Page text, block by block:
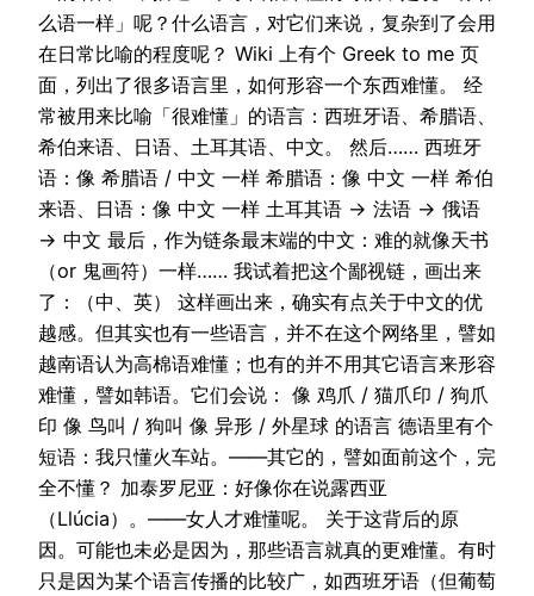
么语一样」呢？什么语言，对它们来说，复杂到了会用
在日常比喻的程度呢？ Wiki 上有个 Greek to me 页
面，列出了很多语言里，如何形容一个东西难懂。 经
常被用来比喻「很难懂」的语言：西班牙语、希腊语、
希伯来语、日语、土耳其语、中文。 然后…… 西班牙
语：像 希腊语 / 中文 一样 希腊语：像 中文 一样 希伯
来语、日语：像 中文 一样 土耳其语 → 法语 → 俄语
→ 中文 最后，作为链条最末端的中文：难的就像天书
（or 鬼画符）一样…… 我试着把这个鄙视链，画出来
了：（中、英） 这样画出来，确实有点关于中文的优
越感。但其实也有一些语言，并不在这个网络里，譬如
越南语认为高棉语难懂；也有的并不用其它语言来形容
难懂，譬如韩语。它们会说： 像 鸡爪 / 猫爪印 / 狗爪
印 像 鸟叫 / 狗叫 像 异形 / 外星球 的语言 德语里有个
短语：我只懂火车站。——其它的，譬如面前这个，完
全不懂？ 加泰罗尼亚：好像你在说露西亚
（Llúcia）。——女人才难懂呢。 关于这背后的原
因。可能也未必是因为，那些语言就真的更难懂。有时
只是因为某个语言传播的比较广，如西班牙语（但葡萄